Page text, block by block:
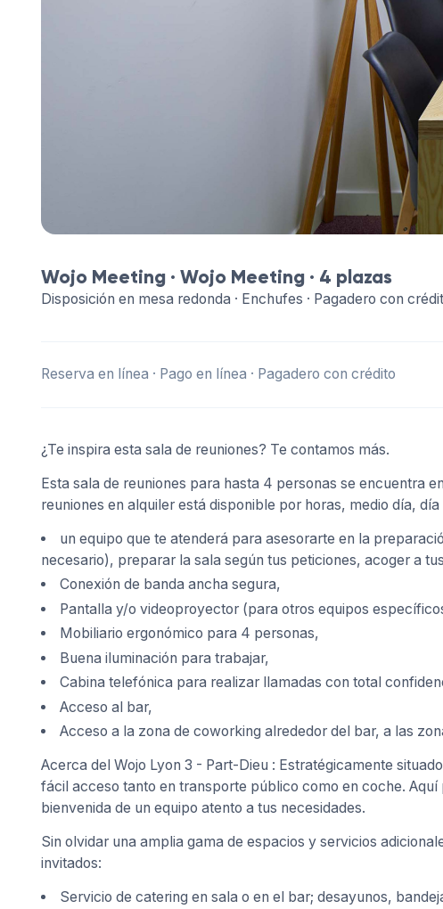
Wojo Meeting · Wojo Meeting· 4 plazas
Disposición en mesa redonda · Enchufes · Pagadero con
Reserva en línea · Pago en línea · Pagadero con crédito
¿Te inspira esta sala de reuniones? Te contamos más.
Esta sala de reuniones para hasta 4 personas se encuentra
reuniones en alquiler está disponible por horas, medio día,
un equipo que te atenderá para asesorarte en la
necesario), preparar la sala según tus peticiones, acoger a
Conexión de banda ancha segura,
Pantalla y/o videoproyector (para otros equipos
Mobiliario ergonómico para 4 personas,
Buena iluminación para trabajar,
Cabina telefónica para realizar llamadas con total
Acceso al bar,
Acceso a la zona de coworking alrededor del bar, a las
Acerca del Wojo Lyon 3 - Part-Dieu : Estratégicamente
fácil acceso tanto en transporte público como en coche.
bienvenida de un equipo atento a tus necesidades.
Sin olvidar una amplia gama de espacios y servicios
invitados:
Servicio de catering en sala o en el bar; desayunos,